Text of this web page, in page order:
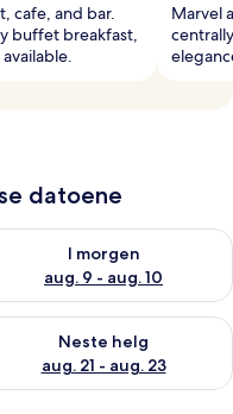
cafe, and bar.
buffet breakfast,
Marvel
datoene
8 - aug. 9
I morgen
aug. 9 - aug. 10
tilgjengelighet for i
aug. 14 - aug. 16
Neste helg
aug. 21 - aug. 23
tilgjengelighet for